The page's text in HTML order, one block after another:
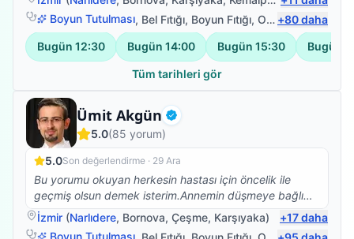
Boyun Tutulması, Bel Fıtığı, Boyun Fıtığı, Omuz Bağ Yaralanması +80daha
Bugün 12:30 Bugün 14:00 Bugün 15:30 Bugün
Tüm tarihleri gör
Ümit Akgün Doğrulanmış
Fizyoterapist
5.0(85 yorum)
5.0Son değerlendirme · 29 Ara
Bu yorumu okuyan herkesin hastası için öncelik ile
geçmiş olsun demek isterim.Annemin düşmeye bağlı
beyin kanaması sonrası vücudunun sol tarafına
felç.oldu bu süreçte Ümit bey ile yolumuz buluştu ve
İzmir (Narlıdere, Bornova, Çeşme, Karşıyaka) +17daha